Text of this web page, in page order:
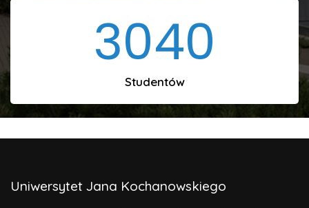
3040
Studentów
Uniwersytet Jana Kochanowskiego